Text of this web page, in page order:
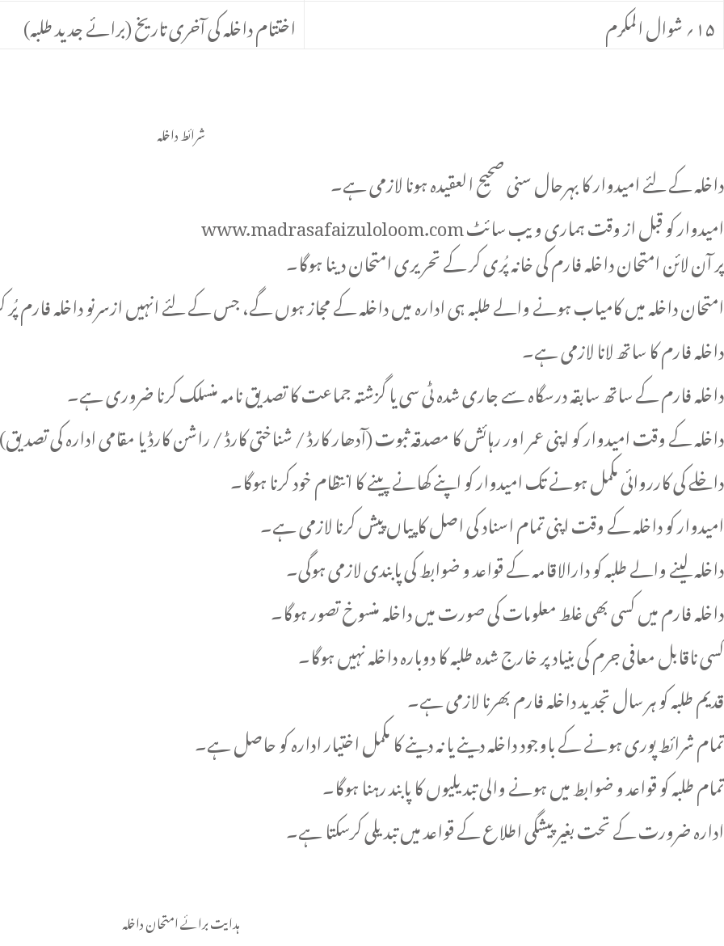
۱۵؍ شوال المکرم
اختتام داخلہ کی آخری تاریخ (برائے جدید طلبہ)
شرائط داخلہ
داخلہ کے لئے امیدوار کا بہرحال سنی صحیح العقیدہ ہونا لازمی ہے۔
امیدوار کو قبل از وقت ہماری ویب سائٹwww.madrasafaizuloloom.com
پر آن لائن امتحان داخلہ فارم کی خانہ پُری کر کے تحریری امتحان دینا ہوگا۔
امتحان داخلہ میں کامیاب ہونے والے طلبہ ہی ادارہ میں داخلہ کے مجاز ہوں گے، جس کے لئے انہیں ازسرنو داخلہ فارم پُر
داخلہ فارم کا ساتھ لانا لازمی ہے۔
داخلہ فارم کے ساتھ سابقہ درسگاہ سے جاری شدہ ٹی سی یا گزشتہ جماعت کا تصدیق نامہ منسلک کرنا ضروری ہے۔
داخلہ کے وقت امیدوار کو اپنی عمر اور رہائش کا مصدقہ ثبوت (آدھار کارڈ / شناختی کارڈ / راشن کارڈ یا مقامی ادارہ کی
داخلے کی کارروائی مکمل ہونے تک امیدوار کو اپنے کھانے پینے کا انتظام خود کرنا ہوگا۔
امیدوار کو داخلہ کے وقت اپنی تمام اسناد کی اصل کاپیاں پیش کرنا لازمی ہے۔
داخلہ لینے والے طلبہ کو دارالاقامہ کے قواعد و ضوابط کی پابندی لازمی ہوگی۔
داخلہ فارم میں کسی بھی غلط معلومات کی صورت میں داخلہ منسوخ تصور ہوگا۔
کسی ناقابل معافی جرم کی بنیاد پر خارج شدہ طلبہ کا دوبارہ داخلہ نہیں ہوگا۔
قدیم طلبہ کو ہر سال تجدید داخلہ فارم بھرنا لازمی ہے۔
تمام شرائط پوری ہونے کے باوجود داخلہ دینے یا نہ دینے کا مکمل اختیار ادارہ کو حاصل ہے۔
تمام طلبہ کو قواعد و ضوابط میں ہونے والی تبدیلیوں کا پابند رہنا ہوگا۔
ادارہ ضرورت کے تحت بغیر پیشگی اطلاع کے قواعد میں تبدیلی کرسکتا ہے۔
ہدایت برائے امتحان داخلہ